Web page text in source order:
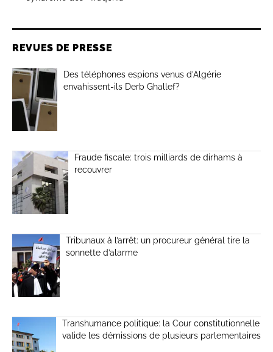
REVUES DE PRESSE
Des téléphones espions venus d’Algérie
envahissent-ils Derb Ghallef?
Fraude fiscale: trois milliards de dirhams à
recouvrer
Tribunaux à l’arrêt: un procureur général tire la
sonnette d’alarme
Transhumance politique: la Cour constitutionnelle
valide les démissions de plusieurs parlementaires